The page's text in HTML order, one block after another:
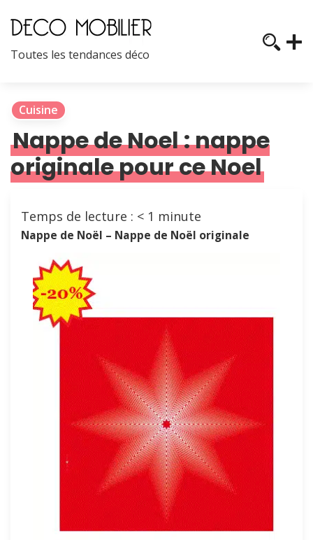
Toutes les tendances déco
Cuisine
Nappe de Noel : nappe
originale pour ce Noel
Temps de lecture : < 1 minute
Nappe de Noël – Nappe de Noël originale